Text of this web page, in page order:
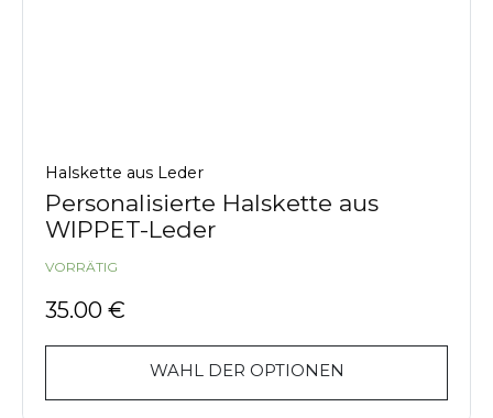
Halskette aus Leder
Personalisierte Halskette aus
WIPPET-Leder
VORRÄTIG
35.00 €
WAHL DER OPTIONEN